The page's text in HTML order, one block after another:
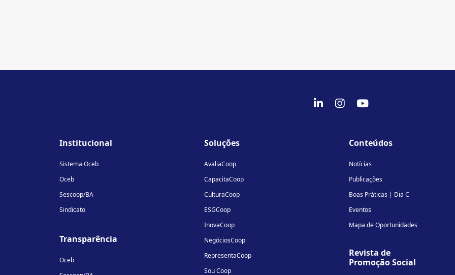
fab fab fab
Institucional
Sistema Oceb
Oceb
Sescoop/BA
Sindicato
Transparência
Oceb
Soluções
AvaliaCoop
CapacitaCoop
CulturaCoop
ESGCoop
InovaCoop
NegóciosCoop
RepresentaCoop
Sou Coop
Conteúdos
Notícias
Publicações
Boas Práticas | Dia C
Eventos
Mapa de Oportunidades
Revista de
Promoção Social